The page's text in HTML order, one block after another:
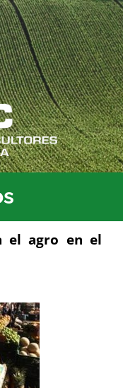
el agro en el